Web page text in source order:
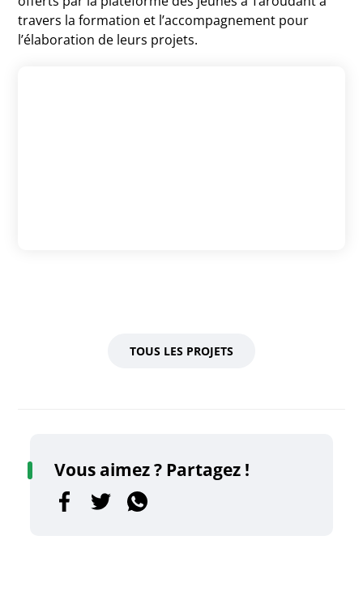
travers la formation et l’accompagnement pour
l’élaboration de leurs projets.
TOUS LES PROJETS
Vous aimez ? Partagez !